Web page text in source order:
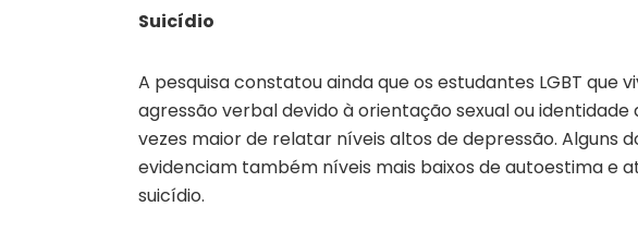
Suicídio
A pesquisa constatou ainda que os estudantes LGBT que
agressão verbal devido à orientação sexual ou
vezes maior de relatar níveis altos de depressão. Alguns
evidenciam também níveis mais baixos de autoestima e
suicídio.